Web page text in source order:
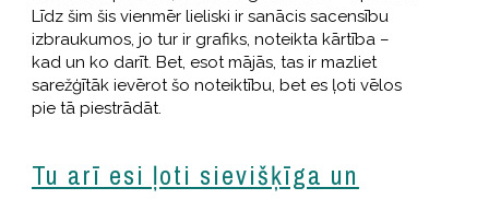
Līdz šim šis vienmēr lieliski ir sanācis sacensību
izbraukumos, jo tur ir grafiks, noteikta kārtība –
kad un ko darīt. Bet, esot mājās, tas ir mazliet
sarežģītāk ievērot šo noteiktību, bet es ļoti vēlos
pie tā piestrādāt.
Tu arī esi ļoti sievišķīga un